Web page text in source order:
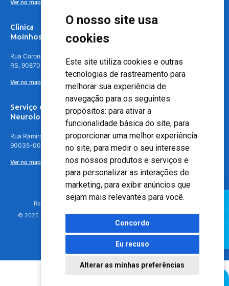
O nosso site usa
cookies
Este site utiliza cookies e outras
tecnologias de rastreamento para
melhorar sua experiência de
navegação para os seguintes
propósitos: para ativar a
funcionalidade básica do site, para
proporcionar uma melhor experiência
no site, para medir o seu interesse
nos nossos produtos e serviços e
para personalizar as interações de
marketing, para exibir anúncios que
sejam mais relevantes para você.
Concordo
Eu recuso
Alterar as minhas preferências
Ver no mapa
Clínica
Moinhos de Vento - Teresópolis
Rua Coronel Aparício Borges, 250 - 3º andar - Teresópolis, Porto Alegre -
RS, 90870-016
Ver no mapa
Serviço de
Neurologia
Rua Ramiro Barcelos, 630 – 5º andar – Floresta, Porto Alegre – RS,
90035-001
Ver no mapa
Responsável Técnico: Dr. Luiz Antonio Nasi - CREMERS 11217
© 2025 - Hospital Moinhos de Vento - Registro Empresa (CRM-RS): 425